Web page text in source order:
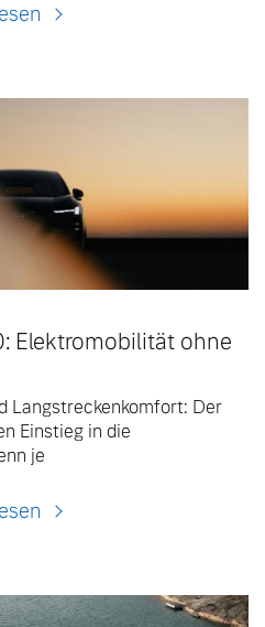
Elektromobilität ohne
Langstreckenkomfort: Der
Einstieg in die
je